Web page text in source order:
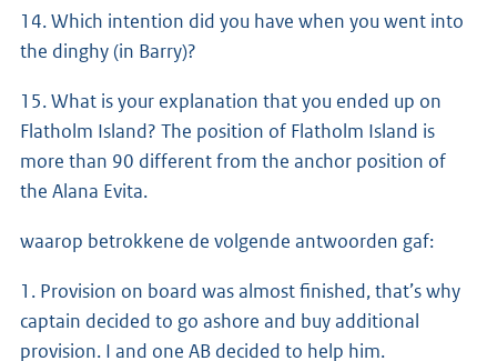
14. Which intention did you have when you went into
the dinghy (in Barry)?
15. What is your explanation that you ended up on
Flatholm Island? The position of Flatholm Island is
more than 90 different from the anchor position of
the Alana Evita.
waarop betrokkene de volgende antwoorden gaf:
1. Provision on board was almost finished, that’s why
captain decided to go ashore and buy additional
provision. I and one AB decided to help him.